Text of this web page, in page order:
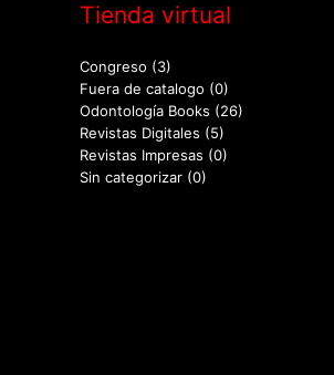
Tienda virtual
Congreso (3)
Fuera de catalogo (0)
Odontología Books (26)
Revistas Digitales (5)
Revistas Impresas (0)
Sin categorizar (0)